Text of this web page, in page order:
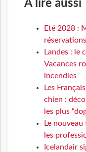
À lire aussi
Eté 2028 :
Landes : le
Vacances
incendies
Les
chien :
les plus
Le
les
Icelandair